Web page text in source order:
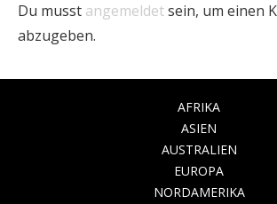
Du musst angemeldetsein, um einen
abzugeben.
AFRIKA
ASIEN
AUSTRALIEN
EUROPA
NORDAMERIKA